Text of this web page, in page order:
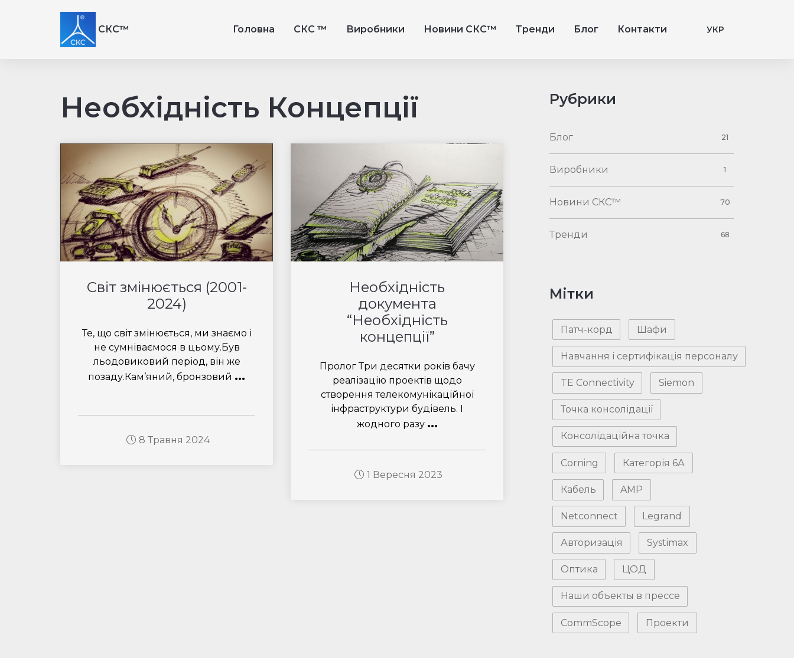
СКС™ Головна СКС ™ Виробники Новини СКС™ Тренди Блог Контакти УКР
Необхідність Концепції
Світ змінюється (2001-
2024)
Те, що світ змінюється, ми знаємо і
не сумніваємося в цьому.Був
льодовиковий період, він же
позаду.Кам’яний, бронзовий ...
8 Травня 2024
Необхідність
документа
“Необхідність
концепції”
Пролог Три десятки років бачу
реалізацію проектів щодо
створення телекомунікаційної
інфраструктури будівель. І
жодного разу ...
1 Вересня 2023
Рубрики
Блог 21
Виробники 1
Новини СКС™ 70
Тренди 68
Мітки
Патч-корд Шафи
Навчання і сертифікація персоналу
TE Connectivity Siemon
Точка консолідації
Консолідаційна точка
Corning Категорія 6А
Кабель AMP
Netconnect Legrand
Авторизація Systimax
Оптика ЦОД
Наши объекты в прессе
CommScope Проекти